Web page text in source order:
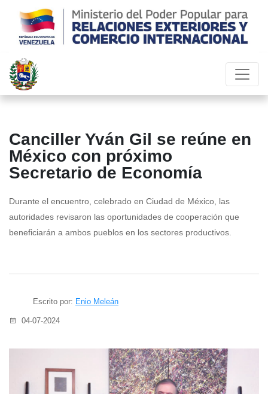
Canciller Yván Gil se reúne en
México con próximo
Secretario de Economía
Durante el encuentro, celebrado en Ciudad de México, las
autoridades revisaron las oportunidades de cooperación que
beneficiarán a ambos pueblos en los sectores productivos.
Escrito por: Enio Meleán
04-07-2024